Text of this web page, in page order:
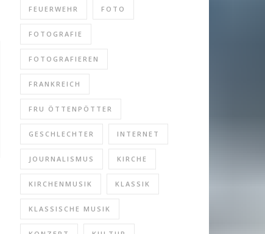
FEUERWEHR FOTO
FOTOGRAFIE
FOTOGRAFIEREN
FRANKREICH
FRU ÖTTENPÖTTER
GESCHLECHTER INTERNET
JOURNALISMUS KIRCHE
KIRCHENMUSIK KLASSIK
KLASSISCHE MUSIK